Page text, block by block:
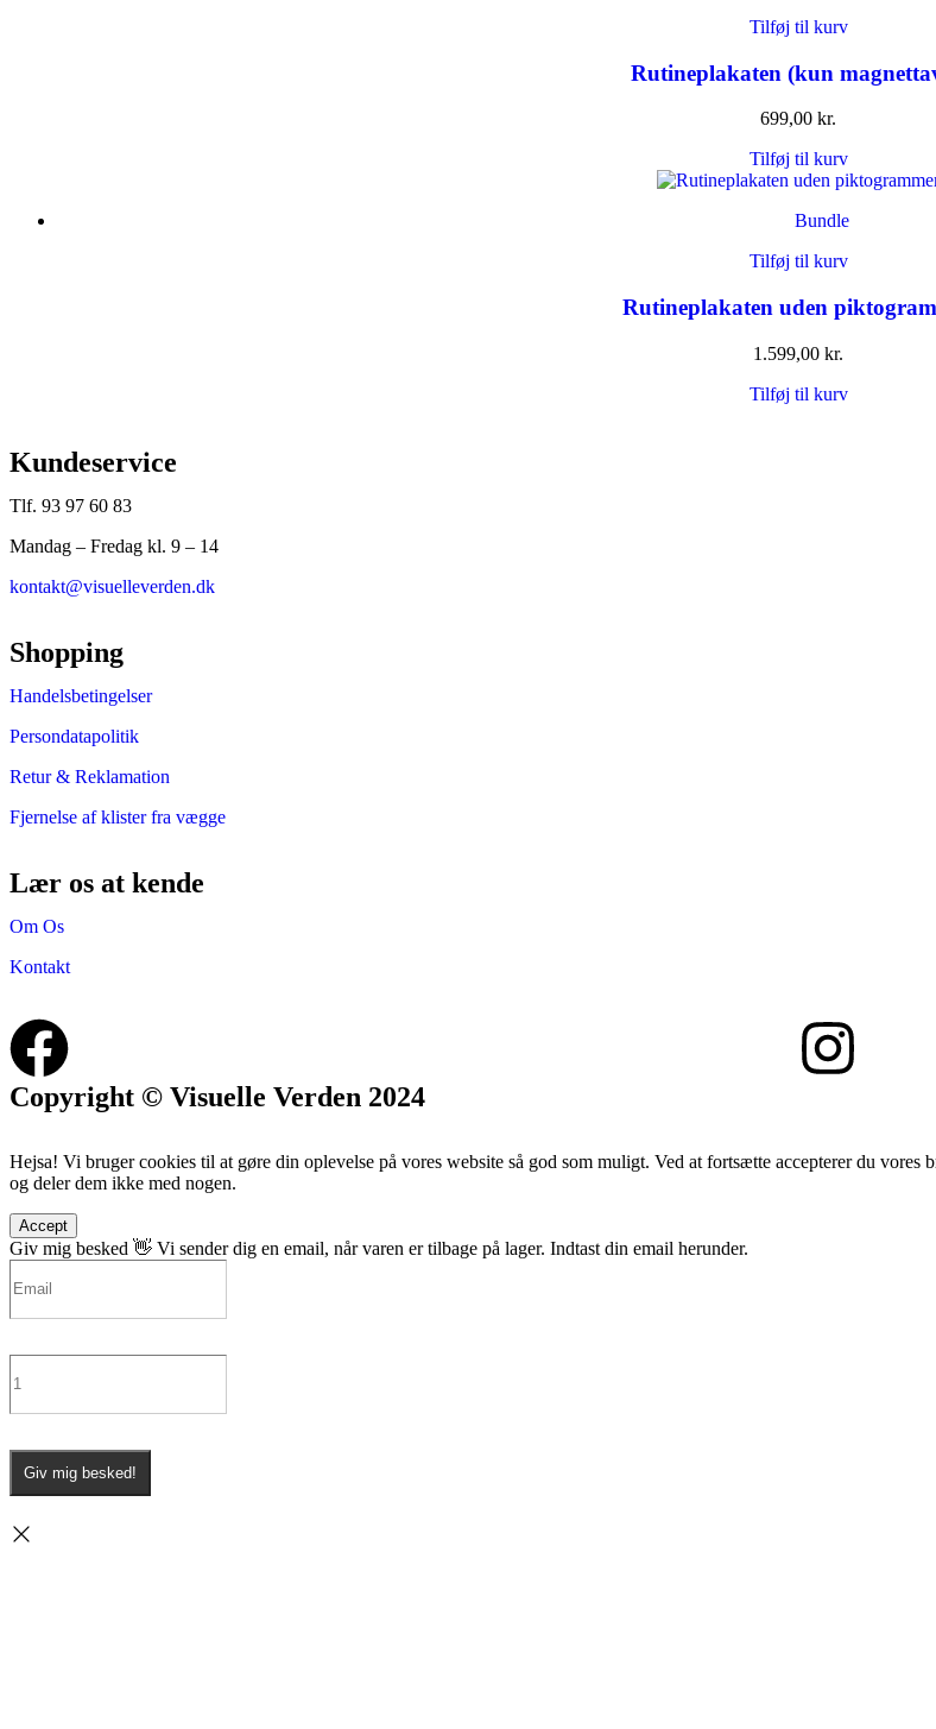
Tilføj til kurv
Rutineplakaten (kun
699,00 kr.
Tilføj til kurv
Bundle
Tilføj til kurv
Rutineplakaten uden
1.599,00 kr.
Tilføj til kurv
Kundeservice
Tlf. 93 97 60 83
Mandag – Fredag kl. 9 – 14
kontakt@visuelleverden.dk
Shopping
Handelsbetingelser
Persondatapolitik
Retur & Reklamation
Fjernelse af klister fra vægge
Lær os at kende
Om Os
Kontakt
Copyright © Visuelle Verden 2024
Hejsa! Vi bruger cookies til at gøre din oplevelse på vores website så god som muligt. Ved at fortsætte accepterer du
og deler dem ikke med nogen.
Accept
Giv mig besked 👋 Vi sender dig en email, når varen er tilbage på lager. Indtast din email herunder.
Giv mig besked!